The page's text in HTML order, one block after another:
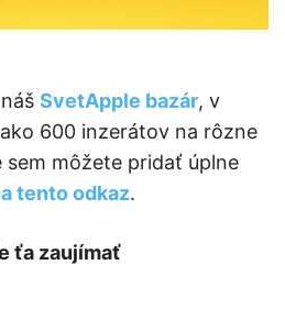
SvetApple bazár, v
600 inzerátov na rôzne
sem môžete pridať úplne
tento odkaz.
ťa zaujímať